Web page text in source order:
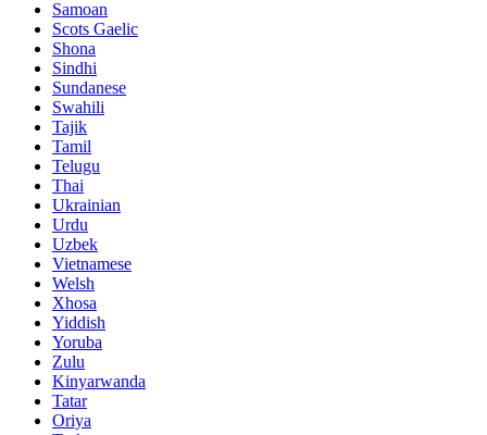
Samoan
Scots Gaelic
Shona
Sindhi
Sundanese
Swahili
Tajik
Tamil
Telugu
Thai
Ukrainian
Urdu
Uzbek
Vietnamese
Welsh
Xhosa
Yiddish
Yoruba
Zulu
Kinyarwanda
Tatar
Oriya